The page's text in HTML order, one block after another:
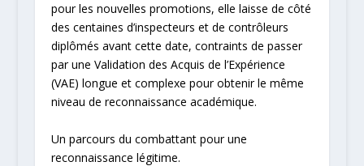
pour les nouvelles promotions, elle laisse de côté
des centaines d’inspecteurs et de contrôleurs
diplômés avant cette date, contraints de passer
par une Validation des Acquis de l’Expérience
(VAE) longue et complexe pour obtenir le même
niveau de reconnaissance académique.
Un parcours du combattant pour une
reconnaissance légitime.